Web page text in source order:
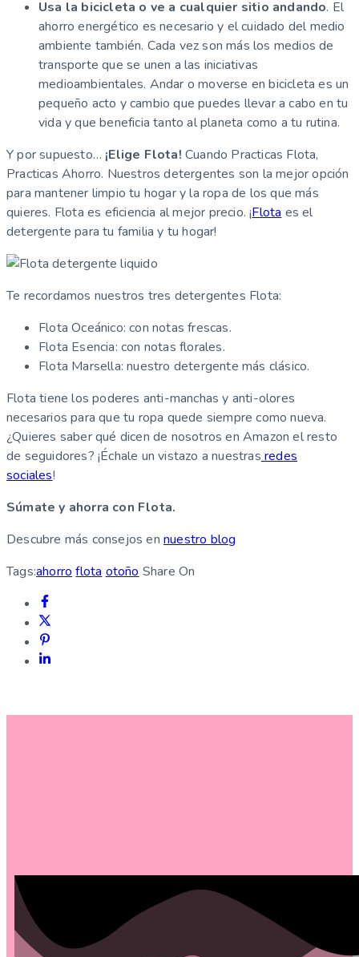
Usa la bicicleta o ve a cualquier sitio andando. El
ahorro energético es necesario y el cuidado del medio
ambiente también. Cada vez son más los medios de
transporte que se unen a las iniciativas
medioambientales. Andar o moverse en bicicleta es un
pequeño acto y cambio que puedes llevar a cabo en tu
vida y que beneficia tanto al planeta como a tu rutina.
Y por supuesto…¡Elige Flota! Cuando Practicas Flota,
Practicas Ahorro. Nuestros detergentes son la mejor opción
para mantener limpio tu hogar y la ropa de los que más
quieres. Flota es eficiencia al mejor precio. ¡Flota es el
detergente para tu familia y tu hogar!
Te recordamos nuestros tres detergentes Flota:
Flota Oceánico: con notas frescas.
Flota Esencia: con notas florales.
Flota Marsella: nuestro detergente más clásico.
Flota tiene los poderes anti-manchas y anti-olores
necesarios para que tu ropa quede siempre como nueva.
¿Quieres saber qué dicen de nosotros en Amazon el resto
de seguidores? ¡Échale un vistazo a nuestras redes
sociales!
Súmate y ahorra con Flota.
Descubre más consejos en nuestro blog
Tags:ahorro flota otoño Share On